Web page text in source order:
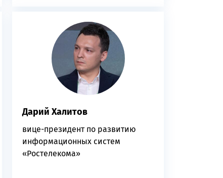
Дарий Халитов
вице-президент по развитию
информационных систем
«Ростелекома»